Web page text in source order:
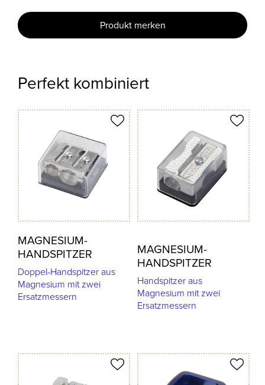
Produkt merken
Perfekt kombiniert
MAGNESIUM-
HANDSPITZER
Doppel-Handspitzer aus
Magnesium mit zwei
Ersatzmessern
merken
MAGNESIUM-
HANDSPITZER
Handspitzer aus
Magnesium mit zwei
Ersatzmessern
Produkt merken
merken Produkt merken